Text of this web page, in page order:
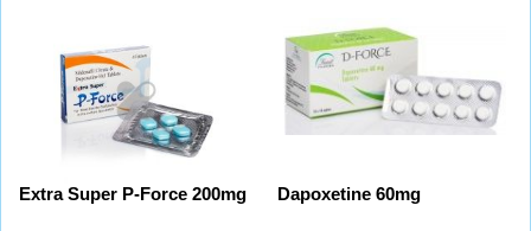
Extra Super P-Force 200mg Dapoxetine 60mg